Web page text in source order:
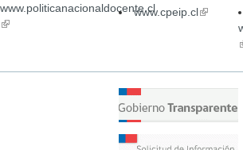
www.politicanacionaldocente.cl
(link
www.cpeip.cl(link
external)